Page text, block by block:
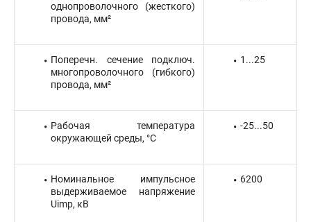
однопроволочного (жесткого)
провода, мм²
Поперечн. сечение подключ.
многопроволочного (гибкого)
провода, мм²
1...25
Рабочая температура
окружающей среды, °C
-25...50
Номинальное импульсное
выдерживаемое напряжение
Uimp, кВ
6200